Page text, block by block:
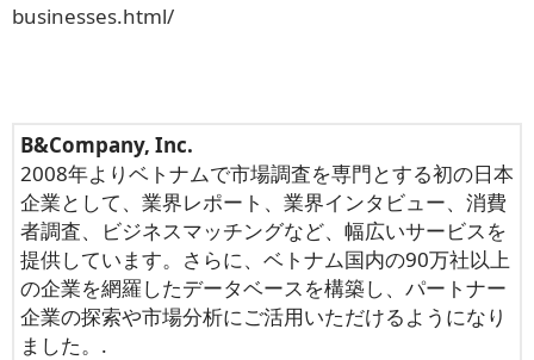
businesses.html/
B&Company, Inc.
2008年よりベトナムで市場調査を専門とする初の日本
企業として、業界レポート、業界インタビュー、消費
者調査、ビジネスマッチングなど、幅広いサービスを
提供しています。さらに、ベトナム国内の90万社以上
の企業を網羅したデータベースを構築し、パートナー
企業の探索や市場分析にご活用いただけるようになり
ました。.